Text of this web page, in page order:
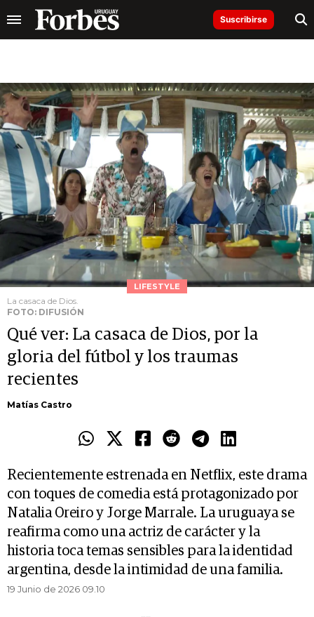
Suscribirse
LIFESTYLE
La casaca de Dios.
FOTO: DIFUSIÓN
Qué ver: La casaca de Dios, por la
gloria del fútbol y los traumas
recientes
Matías Castro
Recientemente estrenada en Netflix, este drama
con toques de comedia está protagonizado por
Natalia Oreiro y Jorge Marrale. La uruguaya se
reafirma como una actriz de carácter y la
historia toca temas sensibles para la identidad
argentina, desde la intimidad de una familia.
19 Junio de 2026 09.10